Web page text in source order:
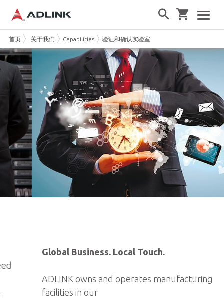
首页 关于我们 Capabilities 验证和确认实验室
Global Business. Local Touch.
ADLINK owns and operates manufacturing
facilities in our